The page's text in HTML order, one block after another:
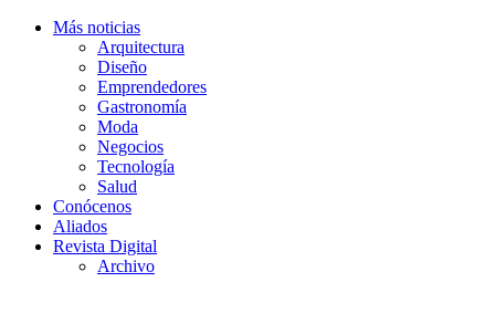
Más noticias
Arquitectura
Diseño
Emprendedores
Gastronomía
Moda
Negocios
Tecnología
Salud
Conócenos
Aliados
Revista Digital
Archivo